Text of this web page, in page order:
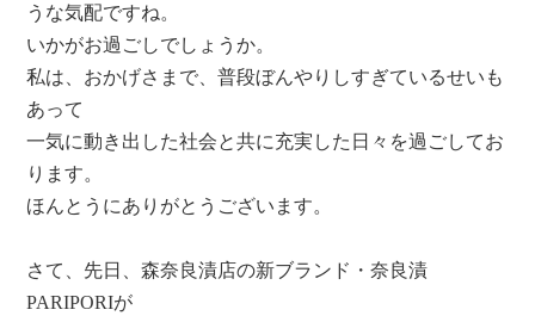
うな気配ですね。
いかがお過ごしでしょうか。
私は、おかげさまで、普段ぼんやりしすぎているせいも
あって
一気に動き出した社会と共に充実した日々を過ごしてお
ります。
ほんとうにありがとうございます。
さて、先日、森奈良漬店の新ブランド・奈良漬
PARIPORIが